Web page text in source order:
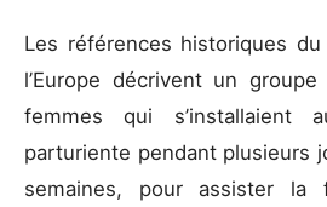
Les références historiques
l’Europe décrivent un
femmes qui s’installaient
parturiente pendant plusieurs
semaines, pour assister la